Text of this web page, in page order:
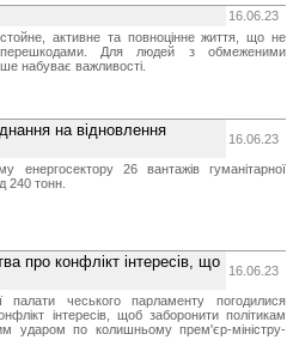
16.06.23
активне та повноцінне життя, що не
Для людей з обмеженими
набуває важливості.
на відновлення
16.06.23
енергосектору 26 вантажів гуманітарної
240 тонн.
про конфлікт інтересів, що
16.06.23
чеського парламенту погодилися
інтересів, щоб заборонити політикам
ударом по колишньому прем'єр-міністру-